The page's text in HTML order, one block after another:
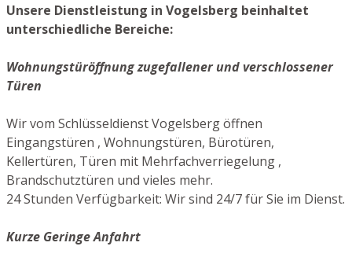
Unsere Dienstleistung in Vogelsberg beinhaltet
unterschiedliche Bereiche:
Wohnungstüröffnung zugefallener und verschlossener
Türen
Wir vom Schlüsseldienst Vogelsberg öffnen
Eingangstüren , Wohnungstüren, Bürotüren,
Kellertüren, Türen mit Mehrfachverriegelung ,
Brandschutztüren und vieles mehr.
24 Stunden Verfügbarkeit: Wir sind 24/7 für Sie im Dienst.
Kurze Geringe Anfahrt